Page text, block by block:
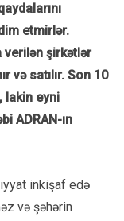
etmirlər.
verilən şirkətlər
və satılır. Son 10
lakin eyni
ADRAN-ın
inkişaf edə
və şəhərin